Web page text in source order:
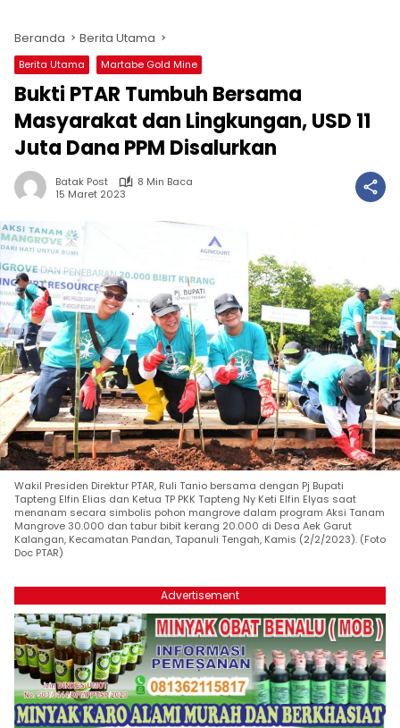
Beranda Berita Utama
Berita Utama Martabe Gold Mine
Bukti PTAR Tumbuh Bersama
Masyarakat dan Lingkungan, USD 11
Juta Dana PPM Disalurkan
Batak Post
8 Min Baca
15 Maret 2023
Wakil Presiden Direktur PTAR, Ruli Tanio bersama dengan Pj Bupati
Tapteng Elfin Elias dan Ketua TP PKK Tapteng Ny Keti Elfin Elyas saat
menanam secara simbolis pohon mangrove dalam program Aksi Tanam
Mangrove 30.000 dan tabur bibit kerang 20.000 di Desa Aek Garut
Kalangan, Kecamatan Pandan, Tapanuli Tengah, Kamis (2/2/2023). (Foto
Doc PTAR)
Advertisement